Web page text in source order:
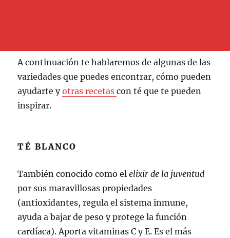
A continuación te hablaremos de algunas de las
variedades que puedes encontrar, cómo pueden
ayudarte yotras recetascon té que te pueden
inspirar.
TÉ BLANCO
También conocido como elelixir de la juventud
por sus maravillosas propiedades
(antioxidantes, regula el sistema inmune,
ayuda a bajar de peso y protege la función
cardíaca). Aporta vitaminas C y E. Es el más